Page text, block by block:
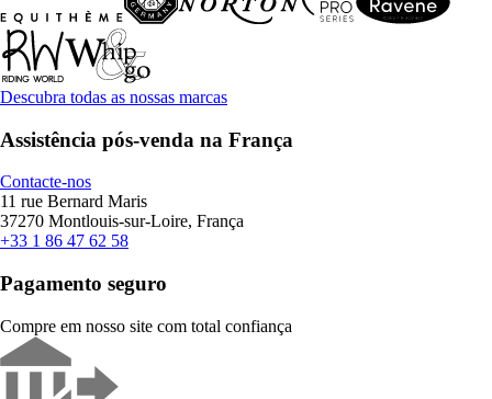
Descubra todas as nossas marcas
Assistência pós-venda na França
Contacte-nos
11 rue Bernard Maris
37270 Montlouis-sur-Loire, França
+33 1 86 47 62 58
Pagamento seguro
Compre em nosso site com total confiança